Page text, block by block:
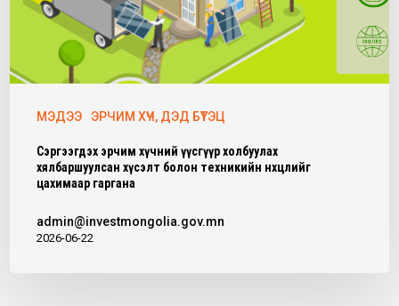
МЭДЭЭ ЭРЧИМ ХҮЧ, ДЭД БҮТЭЦ
Сэргээгдэх эрчим хүчний үүсгүүр холбуулах
хялбаршуулсан хүсэлт болон техникийн нөхцөлийг
цахимаар гаргана
admin@investmongolia.gov.mn
2026-06-22